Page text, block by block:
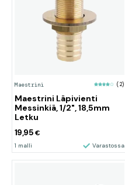
Maestrini (2)
Maestrini Läpivienti
Messinkiä, 1/2", 18,5mm
Letku
19,95 €
1 malli Varastossa